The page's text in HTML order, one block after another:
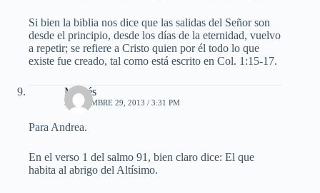
Si bien la biblia nos dice que las salidas del Señor son
desde el principio, desde los días de la eternidad, vuelvo
a repetir; se refiere a Cristo quien por él todo lo que
existe fue creado, tal como está escrito en Col. 1:15-17.
Moisés
SEPTIEMBRE 29, 2013 / 3:31 PM
Para Andrea.
En el verso 1 del salmo 91, bien claro dice: El que
habita al abrigo del Altísimo.